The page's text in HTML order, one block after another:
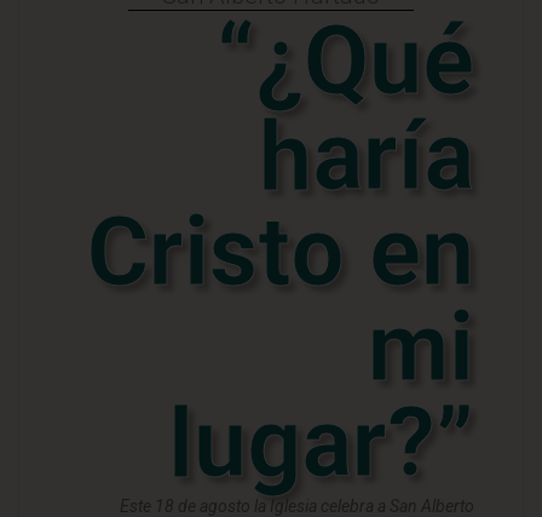
“¿Qué
haría
Cristo en
mi
lugar?”
Este 18 de agosto la Iglesia celebra a San Alberto